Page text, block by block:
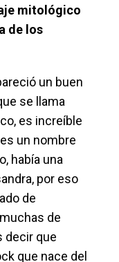
mitológico
de los
un buen
se llama
es increíble
un nombre
había una
por eso
de
de
decir que
que nace del